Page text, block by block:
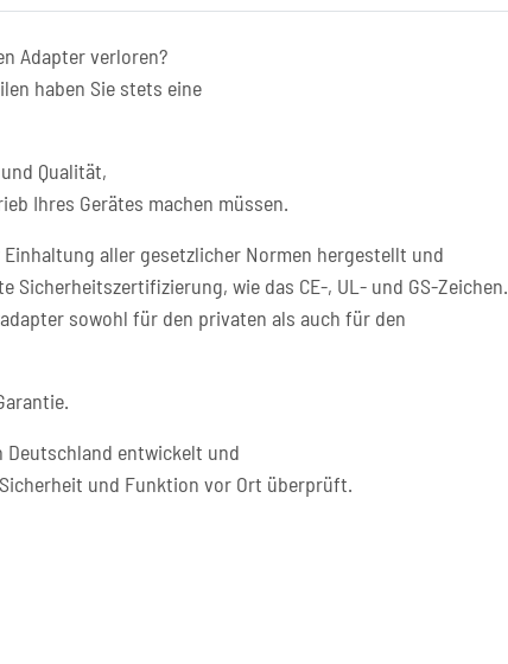
Adapter verloren?
haben Sie stets eine
Qualität,
Ihres Gerätes machen müssen.
aller gesetzlicher Normen hergestellt und
wie das CE-, UL- und GS-Zeichen.
sowohl für den privaten als auch für den
Deutschland entwickelt und
und Funktion vor Ort überprüft.